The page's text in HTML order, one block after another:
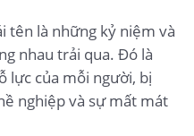
tên là những kỷ niệm và
nhau trải qua. Đó là
lực của mỗi người, bị
nghiệp và sự mất mát